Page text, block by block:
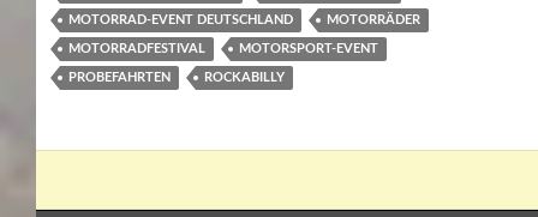
MOTORRAD-EVENT DEUTSCHLAND MOTORRÄDER
MOTORRADFESTIVAL MOTORSPORT-EVENT
PROBEFAHRTEN ROCKABILLY